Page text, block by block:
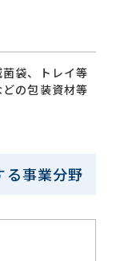
袋、トレイ等
の包装資材等
る事業分野